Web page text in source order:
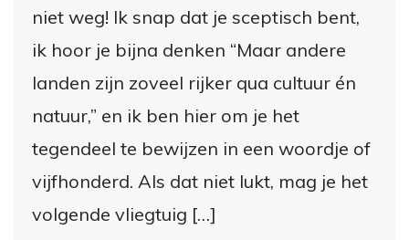
niet weg! Ik snap dat je sceptisch bent,
ik hoor je bijna denken “Maar andere
landen zijn zoveel rijker qua cultuur én
natuur,” en ik ben hier om je het
tegendeel te bewijzen in een woordje of
vijfhonderd. Als dat niet lukt, mag je het
volgende vliegtuig […]